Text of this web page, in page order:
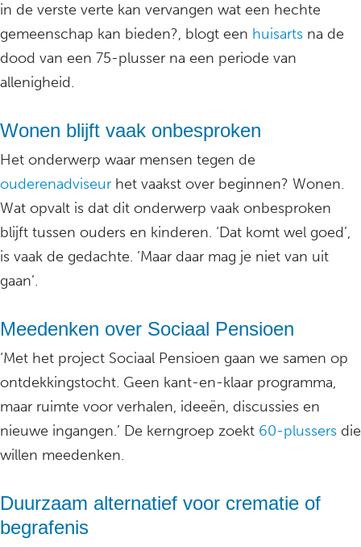
in de verste verte kan vervangen wat een hechte
gemeenschap kan bieden?, blogt een huisarts na de
dood van een 75-plusser na een periode van
allenigheid.
Wonen blijft vaak onbesproken
Het onderwerp waar mensen tegen de
ouderenadviseur het vaakst over beginnen? Wonen.
Wat opvalt is dat dit onderwerp vaak onbesproken
blijft tussen ouders en kinderen. ‘Dat komt wel goed’,
is vaak de gedachte. ‘Maar daar mag je niet van uit
gaan’.
Meedenken over Sociaal Pensioen
‘Met het project Sociaal Pensioen gaan we samen op
ontdekkingstocht. Geen kant-en-klaar programma,
maar ruimte voor verhalen, ideeën, discussies en
nieuwe ingangen.’ De kerngroep zoekt 60-plussers die
willen meedenken.
Duurzaam alternatief voor crematie of
begrafenis